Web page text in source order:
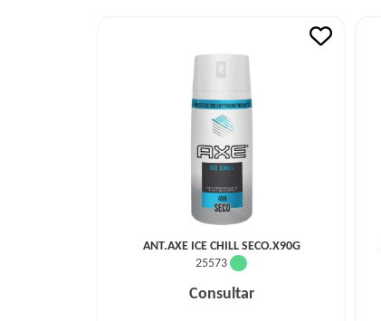
ANT.AXE ICE CHILL SECO.X90G
25573
Consultar